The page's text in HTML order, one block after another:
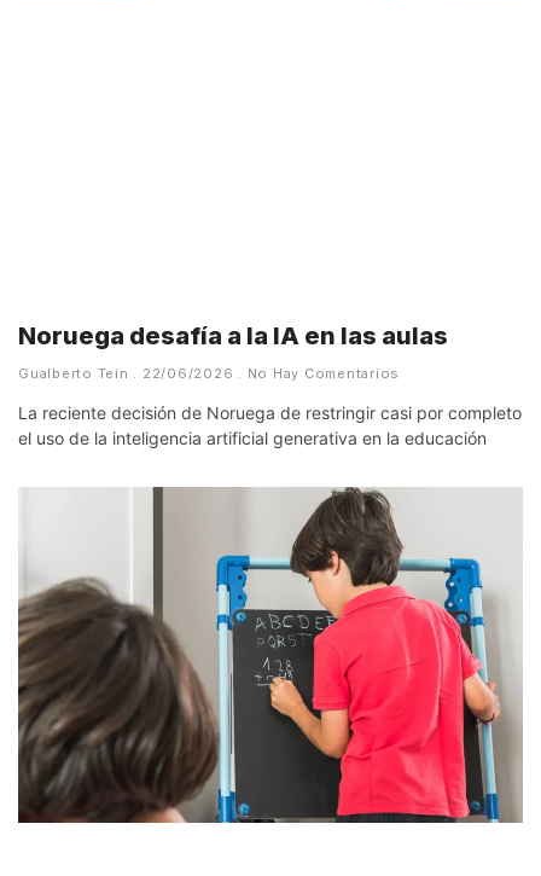
Noruega desafía a la IA en las aulas
Gualberto Tein 22/06/2026 No Hay Comentarios
La reciente decisión de Noruega de restringir casi por completo
el uso de la inteligencia artificial generativa en la educación